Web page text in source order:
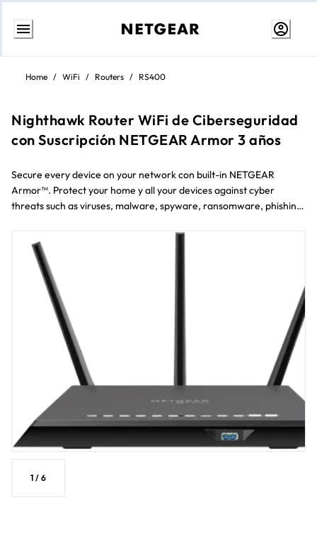
Ir
contenido
Home / WiFi / Routers / RS400
Nighthawk Router WiFi de Ciberseguridad
con Suscripción NETGEAR Armor 3 años
Secure every device on your network con built-in NETGEAR
Armor™. Protect your home y all your devices against cyber
threats such as viruses, malware, spyware, ransomware, phishing,
1 / 6